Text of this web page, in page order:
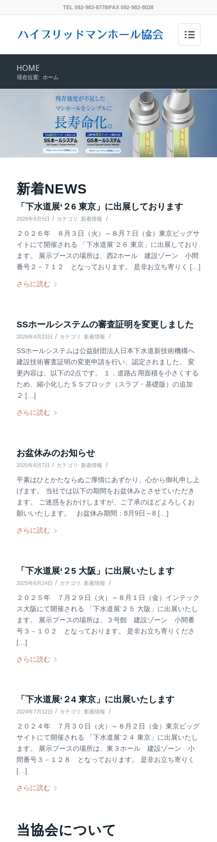
TEL 092-983-8778/FAX 092-982-8028
HOME
現在位置: ホーム
SSホールシステムの詳細はこちら GSホールシステムの詳細はこちら
新着NEWS
「下水道展‘２6 東京」に出展しております
2026年8月5日 / カテゴリ: 新着情報 /
２０２６年 ８月３日（火）～８月７日（金）東京ビッグサ
イトにて開催される 「下水道展‘２６ 東京」に出展しており
ます。 展示ブースの場所は、西2ホール 建設ゾーン 小間
番号２－７１２ となっております。 是非お立ち寄りく […]
さらに読む
SSホールシステムの審査証明を変更しました
2026年4月23日 / カテゴリ: 新着情報 /
SSホールシステムは公益財団法人日本下水道新技術機構へ
建設技術審査証明の変更申請を行い、認定されました。 変
更内容は、以下の2点です。 １．道路占用面積を小さくする
ため、縮小化したＳＳブロック（スラブ・基礎版）の追加
２ […]
さらに読む
お盆休みのお知らせ
2025年8月7日 / カテゴリ: 新着情報 /
平素はひとかたならぬご厚情にあずかり、心から御礼申し上
げます。 当社では以下の期間をお盆休みとさせていただき
ます。 ご迷惑をおかけしますが、ご了承のほどよろしくお
願いいたします。 お盆休み期間：8月9日～8 […]
さらに読む
「下水道展‘２5 大阪」に出展いたします
2025年6月24日 / カテゴリ: 新着情報 /
２０２５年 ７月２９日（火）～８月１日（金）インテック
ス大阪にて開催される 「下水道展‘２５ 大阪」に出展いたし
ます。 展示ブースの場所は、３号館 建設ゾーン 小間番
号３－１０２ となっております。 是非お立ち寄りくださ
[…]
さらに読む
「下水道展‘２4 東京」に出展いたします
2024年7月12日 / カテゴリ: 新着情報 /
２０２４年 ７月３０日（火）～８月２日（金）東京ビッグ
サイトにて開催される 「下水道展‘２４ 東京」に出展いたし
ます。 展示ブースの場所は、東３ホール 建設ゾーン 小
間番号３－１２８ となっております。 是非お立ち寄りく
[…]
さらに読む
当協会について